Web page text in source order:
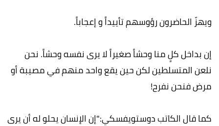
ويهزّ الحاضرون رؤوسهم تأييداً و إعجاباً.
إن بداخل كلٍ منا وحشاً صغيراً لا يرى نفسه وحشاً. نحن
نلعن المتسلطين لكن حين يقع واحد منهم في مصيبة أو
مرض فنحن نفرح!
كما قال الكاتب دوستويفسكي:"إن الإنسان يحلو له أن يرى